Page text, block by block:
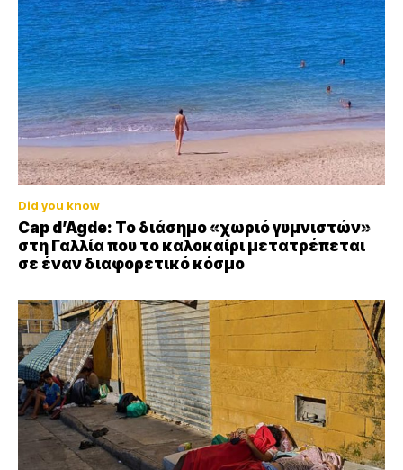
Did you know
Cap d’Agde: Το διάσημο «χωριό γυμνιστών»
στη Γαλλία που το καλοκαίρι μετατρέπεται
σε έναν διαφορετικό κόσμο